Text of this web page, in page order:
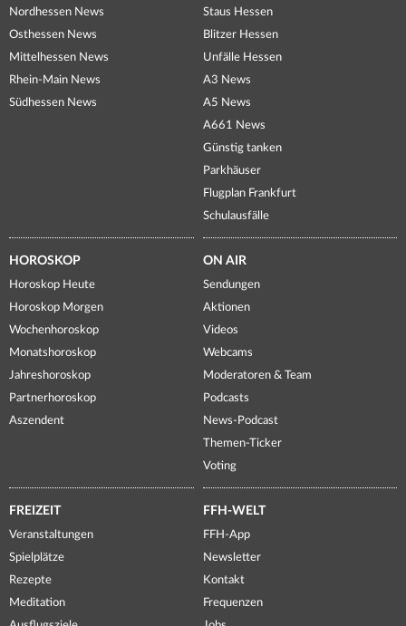
Nordhessen News
Osthessen News
Mittelhessen News
Rhein-Main News
Südhessen News
Staus Hessen
Blitzer Hessen
Unfälle Hessen
A3 News
A5 News
A661 News
Günstig tanken
Parkhäuser
Flugplan Frankfurt
Schulausfälle
HOROSKOP
Horoskop Heute
Horoskop Morgen
Wochenhoroskop
Monatshoroskop
Jahreshoroskop
Partnerhoroskop
Aszendent
ON AIR
Sendungen
Aktionen
Videos
Webcams
Moderatoren & Team
Podcasts
News-Podcast
Themen-Ticker
Voting
FREIZEIT
Veranstaltungen
Spielplätze
Rezepte
Meditation
FFH-WELT
FFH-App
Newsletter
Kontakt
Frequenzen